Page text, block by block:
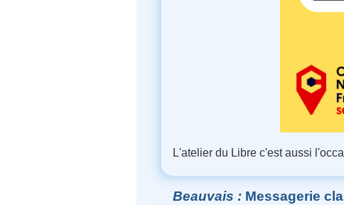
L'atelier du Libre c'est aussi
Beauvais Messagerie